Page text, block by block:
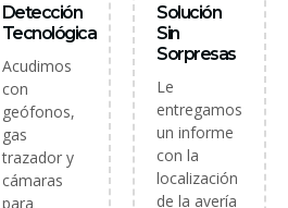
Detección
Tecnológica
Acudimos
con
geófonos,
gas
trazador y
cámaras
para
Solución
Sin
Sorpresas
Le
entregamos
un informe
con la
localización
de la avería